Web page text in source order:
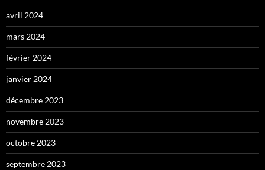
avril 2024
mars 2024
février 2024
janvier 2024
décembre 2023
novembre 2023
octobre 2023
septembre 2023